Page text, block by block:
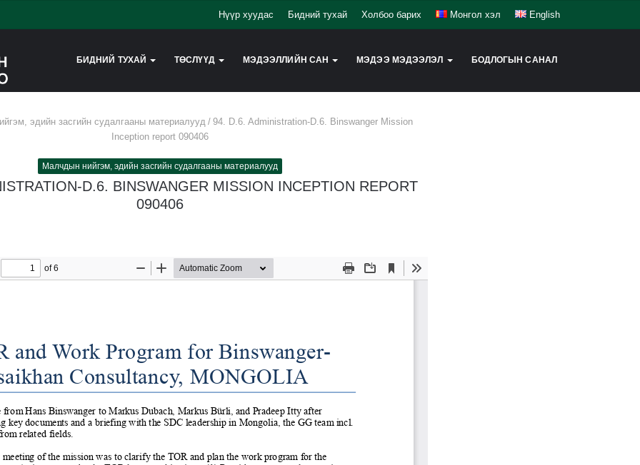
Нүүр хуудас Бидний тухай Холбоо барих Монгол хэл English
БИДНИЙ ТУХАЙ ТӨСЛҮҮД МЭДЭЭЛЛИЙН САН МЭДЭЭ МЭДЭЭЛЭЛ БОДЛОГЫН САНАЛ
эдийн засгийн судалгааны материалууд / 94. D.6. Administration-D.6. Binswanger Mission
Inception report 090406
Малчдын нийгэм, эдийн засгийн судалгааны материалууд
D.6. BINSWANGER MISSION INCEPTION REPORT
090406